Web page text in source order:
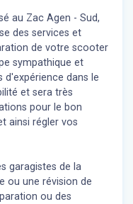
au Zac Agen - Sud,
des services et
de votre scooter
sympathique et
dans le
et sera très
pour le bon
ainsi régler vos
garagistes de la
ou une révision de
ou des